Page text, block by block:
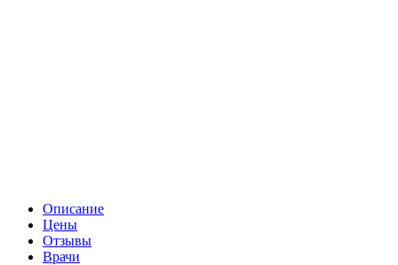
Описание
Цены
Отзывы
Врачи